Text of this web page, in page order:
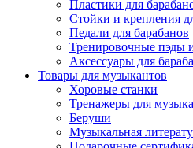
Пластики для
Стойки и крепления
Педали для барабанов
Тренировочные пэды
Аксессуары для
Товары для музыкантов
Хоровые станки
Тренажеры для
Беруши
Музыкальная